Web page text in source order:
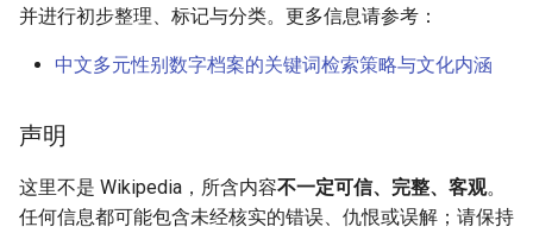
并进行初步整理、标记与分类。更多信息请参考：
中文多元性别数字档案的关键词检索策略与文化内涵
声明
这里不是 Wikipedia，所含内容不一定可信、完整、客观。
任何信息都可能包含未经核实的错误、仇恨或误解；请保持